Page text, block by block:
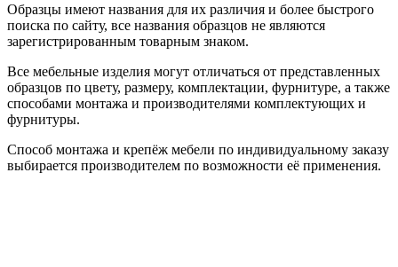
Образцы имеют названия для их различия и более быстрого
поиска по сайту, все названия образцов не являются
зарегистрированным товарным знаком.
Все мебельные изделия могут отличаться от представленных
образцов по цвету, размеру, комплектации, фурнитуре, а также
способами монтажа и производителями комплектующих и
фурнитуры.
Способ монтажа и крепёж мебели по индивидуальному заказу
выбирается производителем по возможности её применения.